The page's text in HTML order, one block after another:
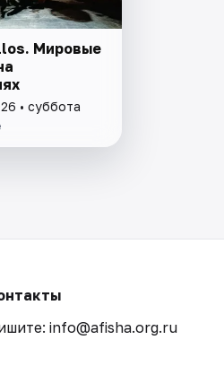
Мировые
• суббота
info@afisha.org.ru